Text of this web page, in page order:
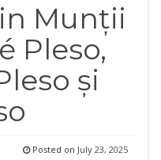
Munții
Pleso,
și
Posted on July 23, 2025